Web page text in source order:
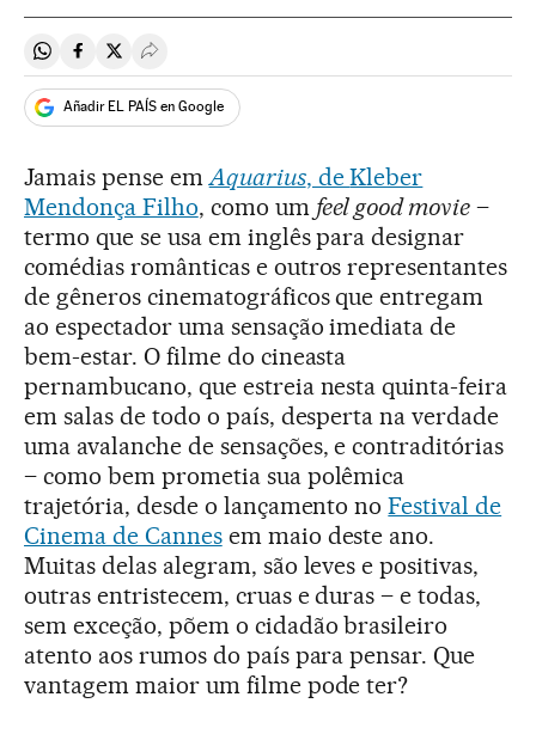
Compartir en Whatsapp
Compartir en Facebook
Compartir en Twitter
Desplegar Redes Sociales
Añadir EL PAÍS en Google
Jamais pense em Aquarius, deKleber
Mendonça Filho, como um feel good movie –
termo que se usa em inglês para designar
comédias românticas e outros representantes
de gêneros cinematográficos que entregam
ao espectador uma sensação imediata de
bem-estar. O filme do cineasta
pernambucano, que estreia nesta quinta-feira
em salas de todo o país, desperta na verdade
uma avalanche de sensações, e contraditórias
– como bem prometia sua polêmica
trajetória, desde o lançamento noFestival de
Cinema de Cannesem maio deste ano.
Muitas delas alegram, são leves e positivas,
outras entristecem, cruas e duras – e todas,
sem exceção, põem o cidadão brasileiro
atento aos rumos do país para pensar. Que
vantagem maior um filme pode ter?